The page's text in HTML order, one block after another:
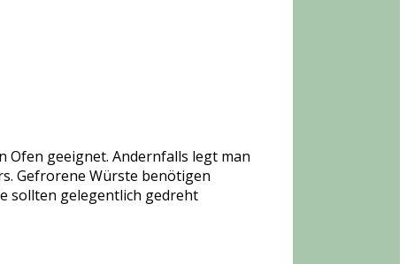
geeignet. Andernfalls legt man
Gefrorene Würste benötigen
sollten gelegentlich gedreht